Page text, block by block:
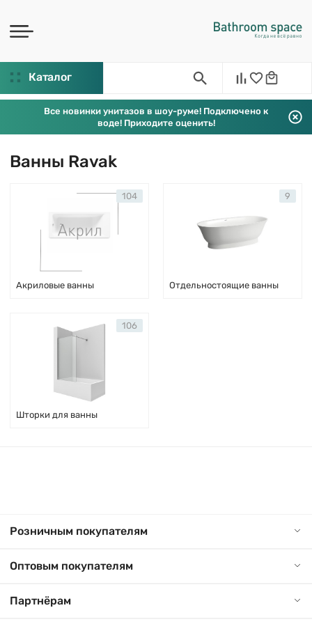
Каталог
Все новинки унитазов в шоу-руме! Подключено к
воде! Приходите оценить!
Ванны Ravak
Акриловые ванны
104
Отдельностоящие ванны
9
Шторки для ванны
106
Розничным покупателям
Оптовым покупателям
Партнёрам